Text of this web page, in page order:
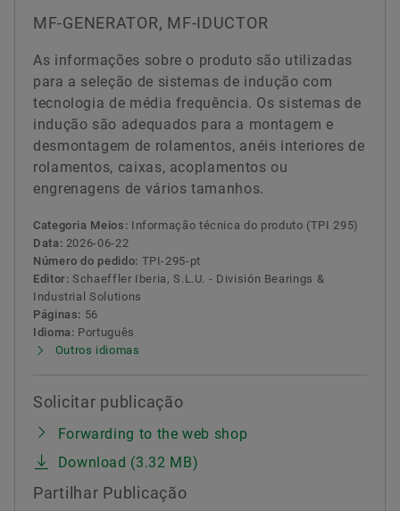
MF-GENERATOR, MF-IDUCTOR
As informações sobre o produto são utilizadas
para a seleção de sistemas de indução com
tecnologia de média frequência. Os sistemas de
indução são adequados para a montagem e
desmontagem de rolamentos, anéis interiores de
rolamentos, caixas, acoplamentos ou
engrenagens de vários tamanhos.
Categoria Meios: Informação técnica do produto (TPI 295)
Data: 2026-06-22
Número do pedido: TPI-295-pt
Editor: Schaeffler Iberia, S.L.U. - División Bearings &
Industrial Solutions
Páginas: 56
Idioma: Português
Outros idiomas
Solicitar publicação
Forwarding to the web shop
Download (3.32 MB)
Partilhar Publicação